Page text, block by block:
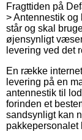
Fragttiden på
> Antennestik
står og skal
øjensynligt
levering ved det
En række
levering på en
antennestik til
forinden et
sandsynligt kan
pakkepersonalet